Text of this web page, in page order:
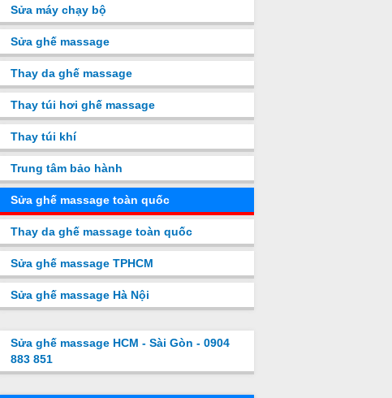
Sửa máy chạy bộ
Sửa ghế massage
Thay da ghế massage
Thay túi hơi ghế massage
Thay túi khí
Trung tâm bảo hành
Sửa ghế massage toàn quốc
Thay da ghế massage toàn quốc
Sửa ghế massage TPHCM
Sửa ghế massage Hà Nội
Sửa ghế massage HCM - Sài Gòn - 0904
883 851